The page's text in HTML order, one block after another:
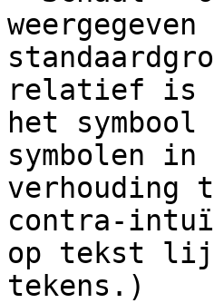
relatief is
het
symbolen
verhouding
contra-
op tekst
tekens.)